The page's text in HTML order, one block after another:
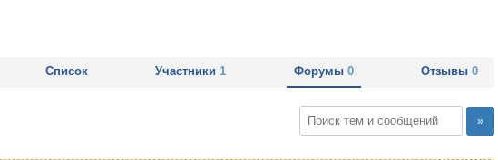
Список Участники1 Форумы 0 Отзывы 0